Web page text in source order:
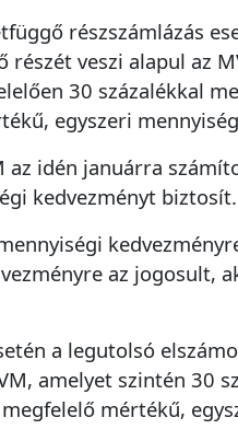
adatai
neve *
részszámlázás
részét veszi alapul az
30 százalékkal
egyszeri
az idén januárra
kedvezményt biztosít.
az jogosult,
a legutolsó
amelyet szintén 30
mértékű,